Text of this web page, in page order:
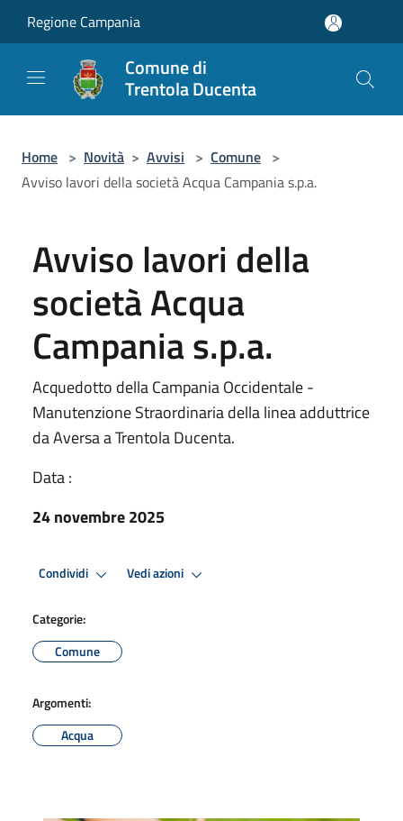
Regione Campania
Comune di
Trentola Ducenta
Home > Novità > Avvisi > Comune >
Avviso lavori della società Acqua Campania s.p.a.
Avviso lavori della
società Acqua
Campania s.p.a.
Acquedotto della Campania Occidentale -
Manutenzione Straordinaria della linea adduttrice
da Aversa a Trentola Ducenta.
Data :
24 novembre 2025
Condividi Vedi azioni
Categorie:
Comune
Argomenti:
Acqua